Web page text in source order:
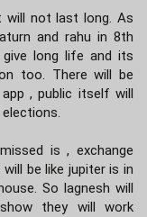
not last long. As
and rahu in 8th
long life and its
too. There will be
, public itself will
is , exchange
be like jupiter is in
So lagnesh will
they will work